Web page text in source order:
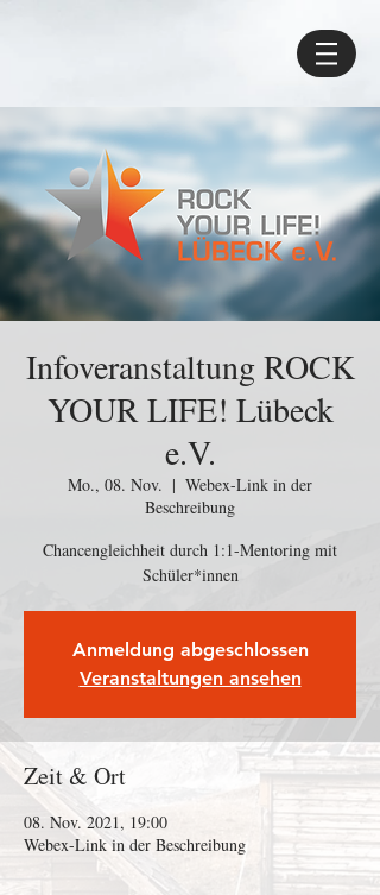
Infoveranstaltung ROCK
YOUR LIFE! Lübeck
e.V.
Mo., 08. Nov.
  |
Webex-Link in der
Beschreibung
Chancengleichheit durch 1:1-Mentoring mit
Schüler*innen
Anmeldung abgeschlossen
Veranstaltungen ansehen
Zeit & Ort
08. Nov. 2021, 19:00
Webex-Link in der Beschreibung